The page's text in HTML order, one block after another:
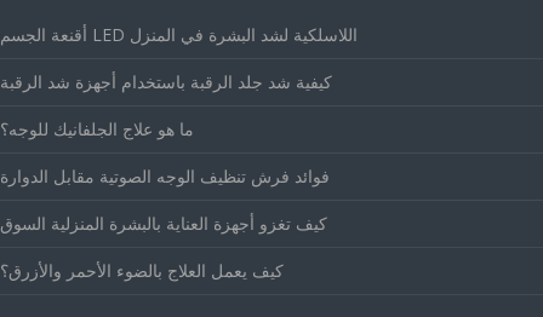
أقنعة الجسم LED اللاسلكية لشد البشرة في المنزل
كيفية شد جلد الرقبة باستخدام أجهزة شد الرقبة
ما هو علاج الجلفانيك للوجه؟
فوائد فرش تنظيف الوجه الصوتية مقابل الدوارة
كيف تغزو أجهزة العناية بالبشرة المنزلية السوق
كيف يعمل العلاج بالضوء الأحمر والأزرق؟